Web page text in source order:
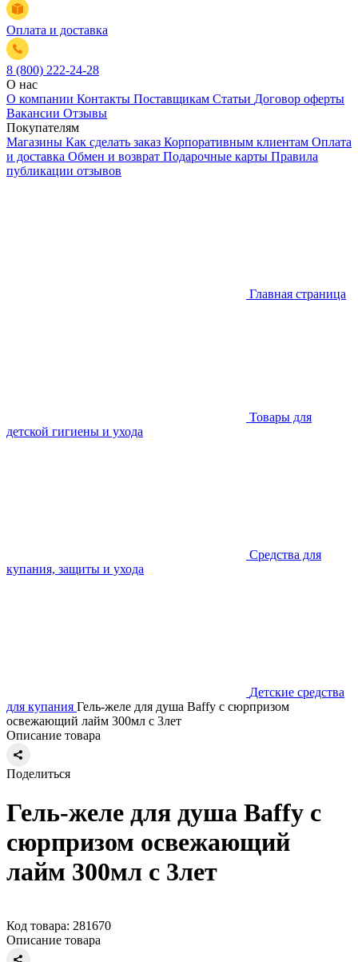
Оплата и доставка
8 (800) 222-24-28
О нас
О компании Контакты Поставщикам Статьи Договор оферты
Вакансии Отзывы
Покупателям
Магазины Как сделать заказ Корпоративным клиентам Оплата
и доставка Обмен и возврат Подарочные карты Правила
публикации отзывов
Главная страница
Товары для
детской гигиены и ухода
Средства для
купания, защиты и ухода
Детские средства
для купания Гель-желе для душа Baffy с сюрпризом
освежающий лайм 300мл с 3лет
Описание товара
Поделиться
Гель-желе для душа Baffy с
сюрпризом освежающий
лайм 300мл с 3лет
Код товара: 281670
Описание товара